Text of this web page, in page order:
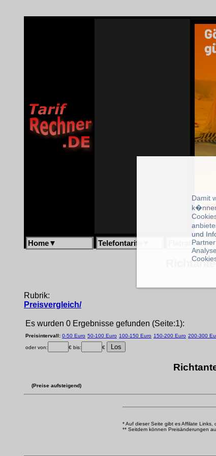
Home▼ Telefontarife Flatratetarife
Rubrik:
Preisvergleich/
Es wurden 0 Ergebnisse gefunden (Seite:1):
Preisintervall: 0-50 Euro 50-100 Euro 100-150 Euro 150-200 Euro 200-300
oder von: € bis: €
(Preise aufsteigend)
* Auf dieser Seite gibt es Affilate Links,
** Seitdem können Preisänderungen
Damit
und